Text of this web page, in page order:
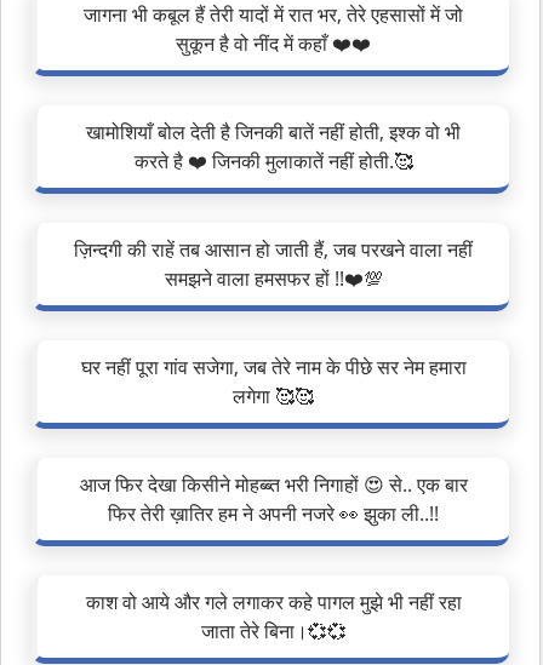
जागना भी कबूल हैं तेरी यादों में रात भर, तेरे एहसासों में जो
सुकून है वो नींद में कहाँ ❤️❤️
खामोशियाँ बोल देती है जिनकी बातें नहीं होती, इश्क वो भी
करते है ❤️ जिनकी मुलाकातें नहीं होती.🥰
ज़िन्दगी की राहें तब आसान हो जाती हैं, जब परखने वाला नहीं
समझने वाला हमसफर हों !!❤️💯
घर नहीं पूरा गांव सजेगा, जब तेरे नाम के पीछे सर नेम हमारा
लगेगा 🥰🥰
आज फिर देखा किसीने मोहब्ब्त भरी निगाहों 😍 से.. एक बार
फिर तेरी ख़ातिर हम ने अपनी नजरे 👀 झुका ली..!!
काश वो आये और गले लगाकर कहे पागल मुझे भी नहीं रहा
जाता तेरे बिना।💞💞